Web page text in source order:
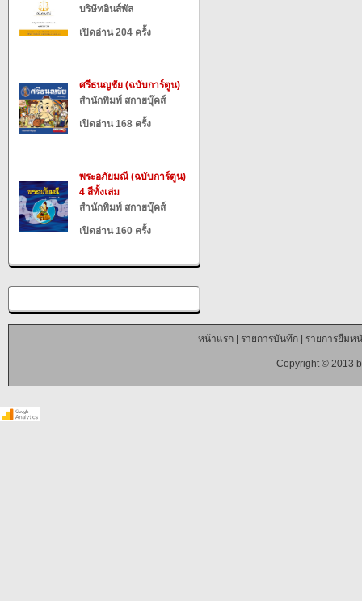
บริษัทอินส์พัล
เปิดอ่าน 204 ครั้ง
ศรีธนญชัย (ฉบับการ์ตูน)
สำนักพิมพ์ สกายบุ๊คส์
เปิดอ่าน 168 ครั้ง
พระอภัยมณี (ฉบับการ์ตูน)
4 สีทั้งเล่ม
สำนักพิมพ์ สกายบุ๊คส์
เปิดอ่าน 160 ครั้ง
หน้าแรก| รายการบันทึก| รายการยืมห
Copyright © 2013